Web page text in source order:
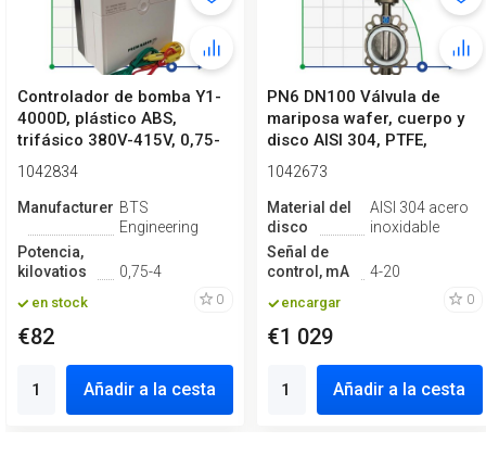
Controlador de bomba Y1-
4000D, plástico ABS,
trifásico 380V-415V, 0,75-
4kW
1042834
ManufactureroBTS
Engineering
Potencia,
kilovatios
0,75-4
en stock 0
€82
Añadir a la cesta
PN6 DN100 Válvula de
mariposa wafer, cuerpo y
disco AISI 304, PTFE,
Simple ef...
1042673
Material del
disco
AISI 304 acero
inoxidable
Señal de
control, mA
4-20
encargar 0
€1 029
Añadir a la cesta